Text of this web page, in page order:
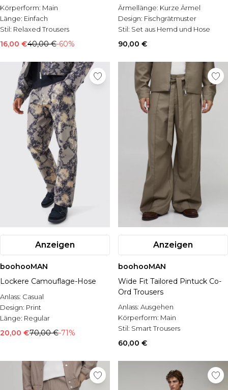
Körperform: Main
Länge: Einfach
Stil: Relaxed Trousers
16,00 €40,00 €-60%
Ärmellänge: Kurze Ärmel
Design: Fischgrätmuster
Stil: Set aus Hemd und Hose
90,00 €
Anzeigen
boohooMAN
Lockere Camouflage-Hose
Anlass: Casual
Design: Print
Länge: Regular
20,00 €70,00 €-71%
Anzeigen
boohooMAN
Wide Fit Tailored Pintuck Co-
Ord Trousers
Anlass: Ausgehen
Körperform: Main
Stil: Smart Trousers
60,00 €